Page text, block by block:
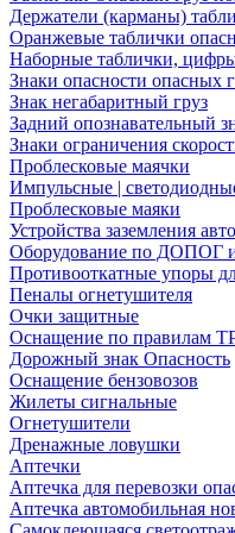
Держатели (карманы)
Оранжевые таблички
Наборные таблички,
Знаки опасности опасных
Знак негабаритный груз
Задний опознавательный
Знаки ограничения
Проблесковые маячки
Импульсные |
Проблесковые маяки
Устройства заземления
Оборудование по ДОПОГ
Противооткатные упоры
Пеналы огнетушителя
Очки защитные
Оснащение по правилам
Дорожный знак Опасность
Оснащение бензовозов
Жилеты сигнальные
Огнетушители
Дренажные ловушки
Аптечки
Аптечка для перевозки
Аптечка автомобильная